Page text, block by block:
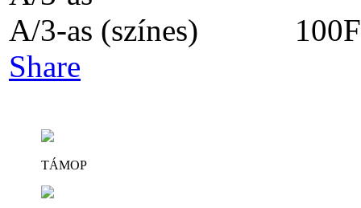
A/3-as (színes)
Share
TÁMOP